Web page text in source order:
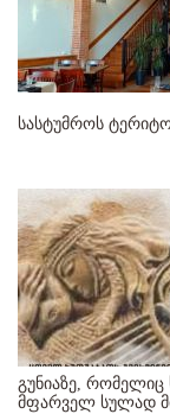
სასტუმროს
გუნიაზე,
მფარველ სულად